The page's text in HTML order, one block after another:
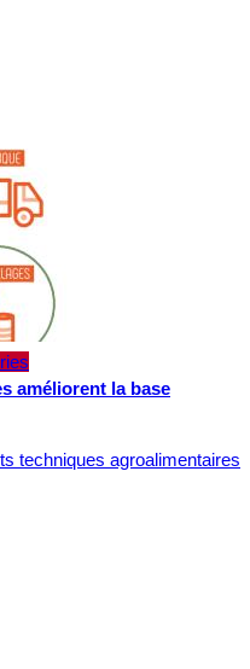
améliorent la base
techniques agroalimentaires